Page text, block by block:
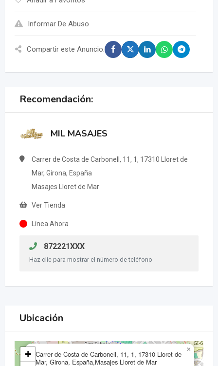
Informar De Abuso
Compartir este Anuncio:
Recomendación:
MIL MASAJES
Carrer de Costa de Carbonell, 11, 1, 17310 Lloret de
Mar, Girona, España
Masajes Lloret de Mar
Ver Tienda
Línea Ahora
872221XXX
Haz clic para mostrar el número de teléfono
Ubicación
Carrer de Costa de Carbonell, 11, 1, 17310 Lloret de
Mar, Girona, España,Masajes Lloret de Mar
×
+